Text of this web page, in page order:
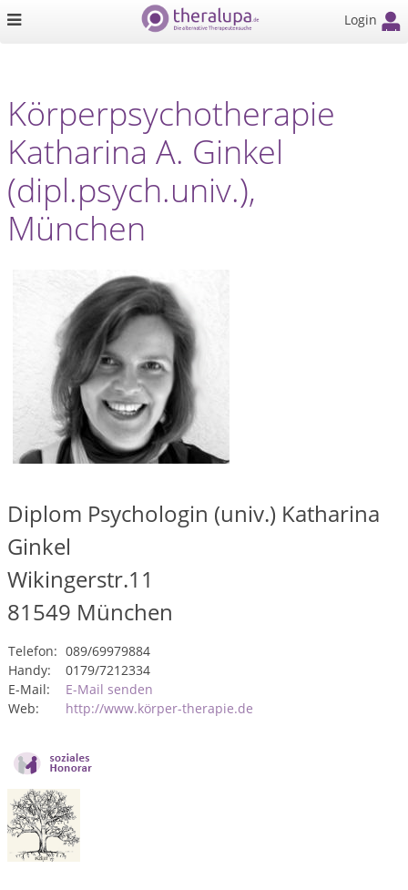
Login
Körperpsychotherapie
Katharina A. Ginkel
(dipl.psych.univ.),
München
Diplom Psychologin (univ.) Katharina
Ginkel
Wikingerstr.11
81549 München
Telefon: 089/69979884
Handy:
0179/7212334
E-Mail:
E-Mail senden
Web:
http://www.körper-therapie.de